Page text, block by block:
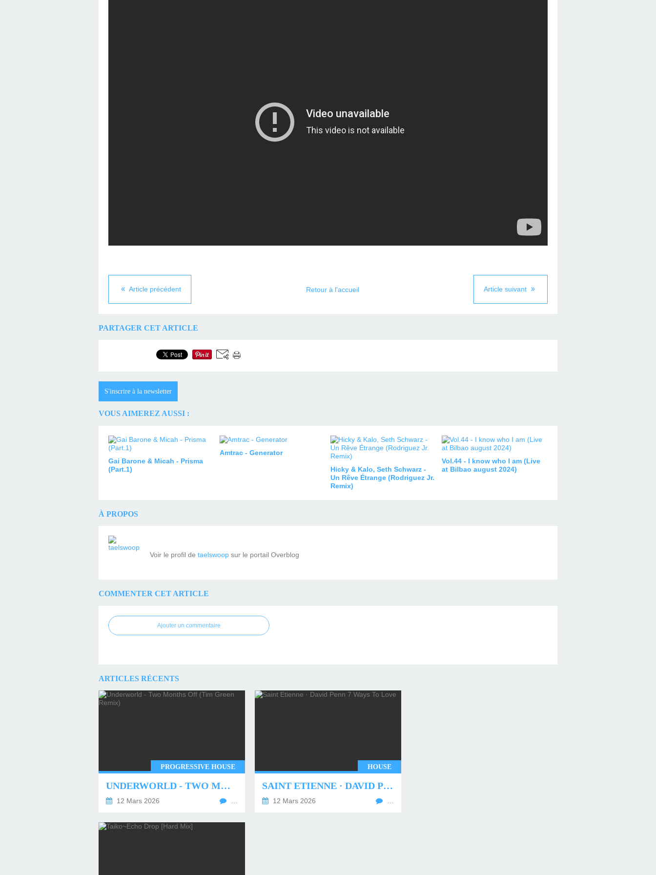
Article précédent Article suivant
Retour à l'accueil
PARTAGER CET ARTICLE
S'inscrire à la newsletter
VOUS AIMEREZ AUSSI :
Gai Barone & Micah - Prisma
(Part.1)
Amtrac - Generator
Hicky & Kalo, Seth Schwarz -
Un Rêve Étrange (Rodriguez Jr.
Remix)
Vol.44 - I know who I am (Live
at Bilbao august 2024)
À PROPOS
Voir le profil de taelswoop sur le portail Overblog
COMMENTER CET ARTICLE
Ajouter un commentaire
ARTICLES RÉCENTS
PROGRESSIVE HOUSE
UNDERWORLD - TWO MONTHS OFF (TIM GREEN REMIX)
12 Mars 2026
HOUSE
SAINT ETIENNE · DAVID PENN 7 WAYS TO LOVE
12 Mars 2026